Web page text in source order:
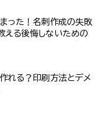
まった！名刺作成の失敗
る後悔しないための
れる？印刷方法とデメ